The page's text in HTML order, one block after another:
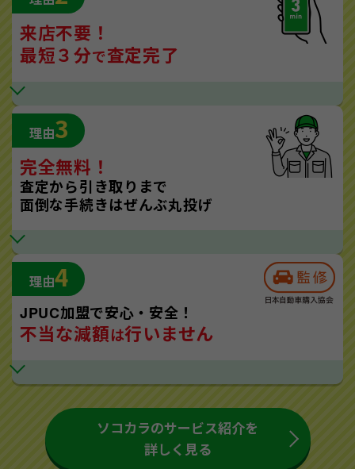
来店不要！
最短３分で査定完了
理由3
完全無料！
査定から引き取りまで
面倒な手続きはぜんぶ丸投げ
理由4
JPUC加盟で安心・安全！
不当な減額は行いません
ソコカラのサービス紹介を
詳しく見る